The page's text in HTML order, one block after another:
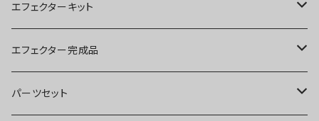
エフェクターキット
ブースター
オーバードライブ
エフェクター完成品
ブースター
パーツセット